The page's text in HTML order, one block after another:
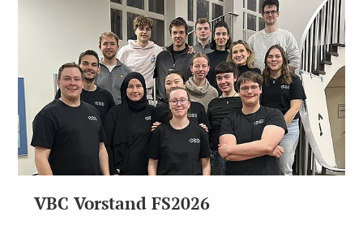
VBC Vorstand FS2026